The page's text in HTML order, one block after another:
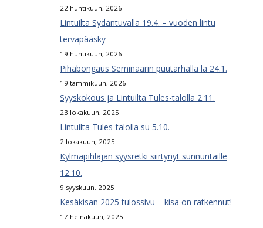
22 huhtikuun, 2026
Lintuilta Sydäntuvalla 19.4. – vuoden lintu
tervapääsky
19 huhtikuun, 2026
Pihabongaus Seminaarin puutarhalla la 24.1.
19 tammikuun, 2026
Syyskokous ja Lintuilta Tules-talolla 2.11.
23 lokakuun, 2025
Lintuilta Tules-talolla su 5.10.
2 lokakuun, 2025
Kylmäpihlajan syysretki siirtynyt sunnuntaille
12.10.
9 syyskuun, 2025
Kesäkisan 2025 tulossivu – kisa on ratkennut!
17 heinäkuun, 2025